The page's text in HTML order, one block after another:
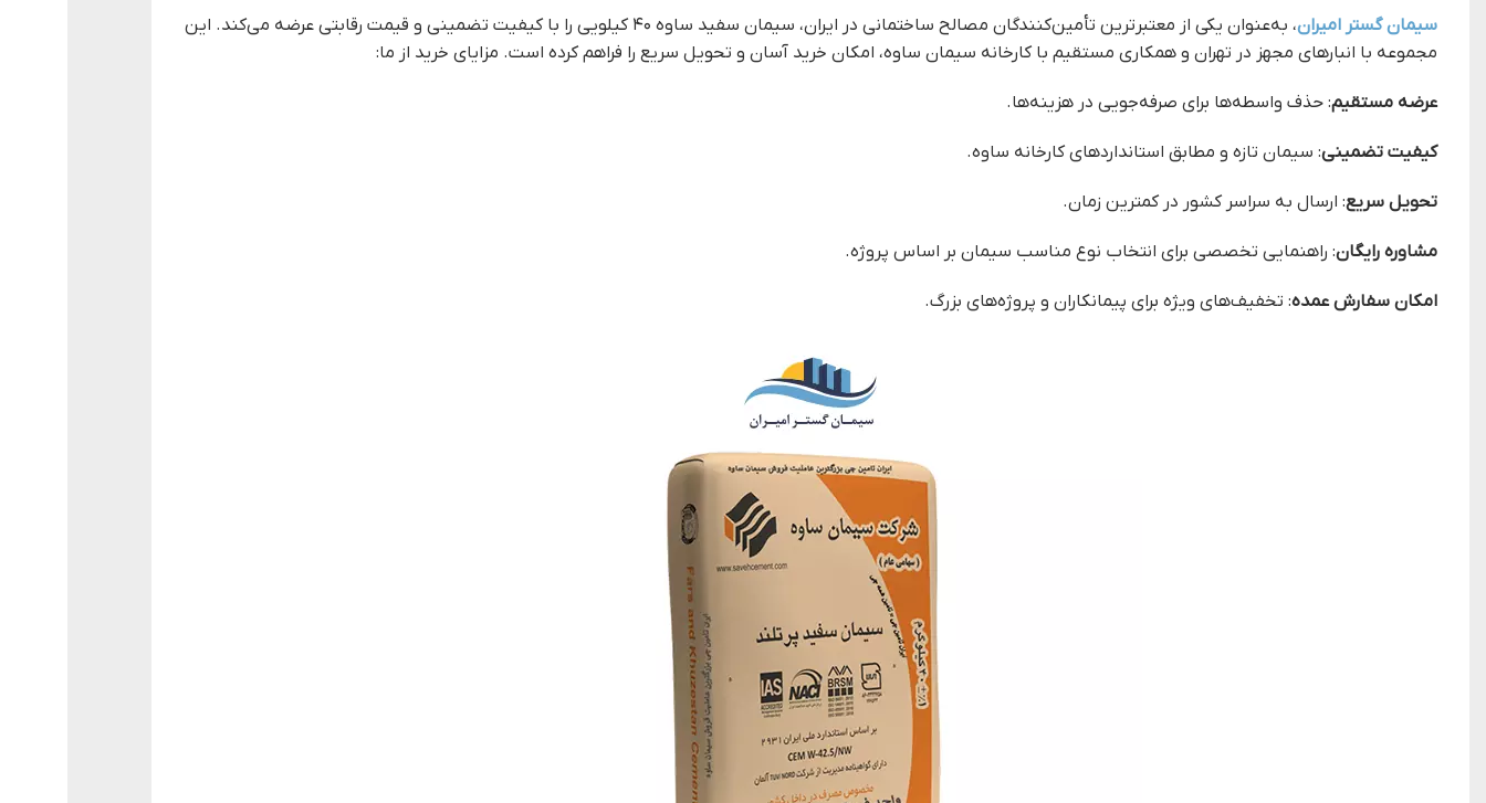
سیمان گستر امیران
، به‌عنوان یکی از معتبرترین تأمین‌کنندگان مصالح ساختمانی در ایران، سیمان سفید ساوه ۴۰ کیلویی را با کیفیت تضمینی و قیمت رقابتی عرضه می‌کند. این
مجموعه با انبارهای مجهز در تهران و همکاری مستقیم با کارخانه سیمان ساوه، امکان خرید آسان و تحویل سریع را فراهم کرده است. مزایای خرید از ما:
عرضه مستقیم: حذف واسطه‌ها برای صرفه‌جویی در هزینه‌ها.
کیفیت تضمینی: سیمان تازه و مطابق استانداردهای کارخانه ساوه.
تحویل سریع: ارسال به سراسر کشور در کمترین زمان.
مشاوره رایگان: راهنمایی تخصصی برای انتخاب نوع مناسب سیمان بر اساس پروژه.
امکان سفارش عمده: تخفیف‌های ویژه برای پیمانکاران و پروژه‌های بزرگ.